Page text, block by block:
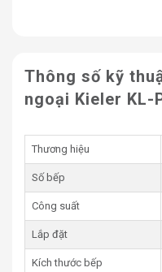
Tiện ích
Tính năng an toàn
Kích thước bếp
Kích thước lắp đặt âm
Thông số kỹ
ngoại Kieler KL-
Thương hiệu
Số bếp
Công suất
Lắp đặt
Kích thước bếp